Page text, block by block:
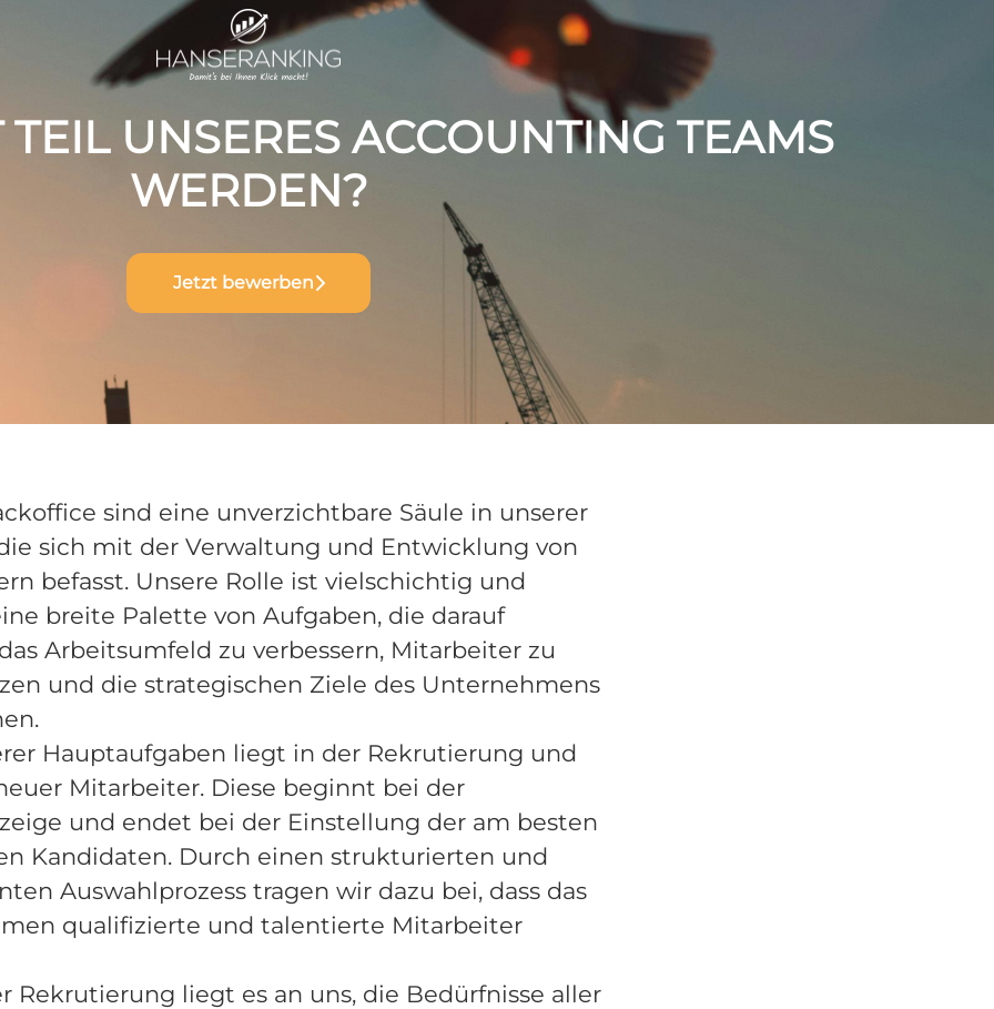
UNSERES ACCOUNTING TEAMS
WERDEN?
Jetzt bewerben
sind eine unverzichtbare Säule in unserer
sich mit der Verwaltung und Entwicklung von
befasst. Unsere Rolle ist vielschichtig und
breite Palette von Aufgaben, die darauf
Arbeitsumfeld zu verbessern, Mitarbeiter zu
und die strategischen Ziele des Unternehmens
Hauptaufgaben liegt in der Rekrutierung und
Mitarbeiter. Diese beginnt bei der
und endet bei der Einstellung der am besten
Kandidaten. Durch einen strukturierten und
Auswahlprozess tragen wir dazu bei, dass das
qualifizierte und talentierte Mitarbeiter
Rekrutierung liegt es an uns, die Bedürfnisse aller